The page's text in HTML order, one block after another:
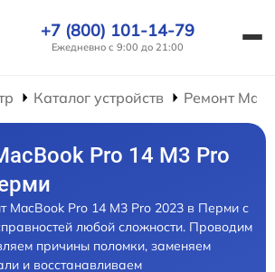
+7 (800) 101-14-79
Ежедневно с 9:00 до 21:00
Каталог устройств Ремонт
Pro 14 M3 Pro
MacBook Pro 14 M3 Pro 2023 в Перми с
любой сложности. Проводим
причины поломки, заменяем
и восстанавливаем